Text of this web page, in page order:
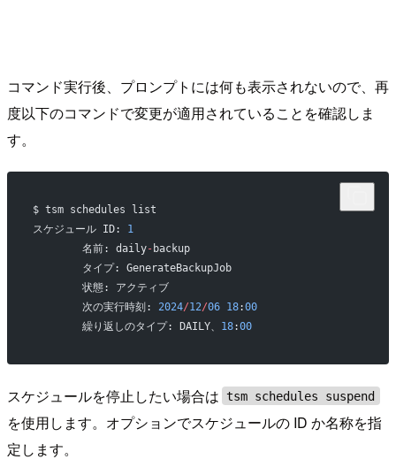
コマンド実行後、プロンプトには何も表示されないので、再
度以下のコマンドで変更が適用されていることを確認しま
す。
$ tsm schedules list
スケジュール ID: 1
        名前: daily
- backup
        タイプ: GenerateBackupJob
        状態: アクティブ
        次の実行時刻:
2024/12/06 18:00
        繰り返しのタイプ: DAILY、
18:00
スケジュールを停止したい場合は tsm schedules suspend
を使用します。オプションでスケジュールの ID か名称を指
定します。